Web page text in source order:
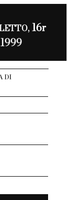
16r
DI